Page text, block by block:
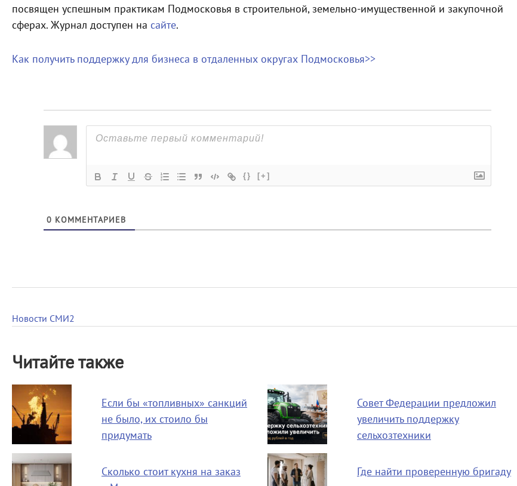
посвящен успешным практикам Подмосковья в строительной, земельно-имущественной и закупочной
сферах. Журнал доступен на сайте.
Как получить поддержку для бизнеса в отдаленных округах Подмосковья>>
{} [+]
0 КОММЕНТАРИЕВ
Новости СМИ2
Читайте также
Если бы «топливных» санкций
не было, их стоило бы
придумать
Совет Федерации предложил
увеличить поддержку
сельхозтехники
Сколько стоит кухня на заказ
Где найти проверенную бригаду